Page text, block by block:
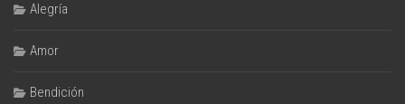
Alegría
Amor
Bendición